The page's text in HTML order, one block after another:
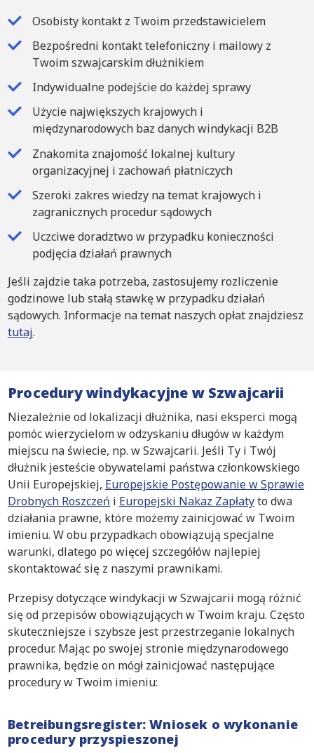
Osobisty kontakt z Twoim przedstawicielem
Bezpośredni kontakt telefoniczny i mailowy z
Twoim szwajcarskim dłużnikiem
Indywidualne podejście do każdej sprawy
Użycie największych krajowych i
międzynarodowych baz danych windykacji B2B
Znakomita znajomość lokalnej kultury
organizacyjnej i zachowań płatniczych
Szeroki zakres wiedzy na temat krajowych i
zagranicznych procedur sądowych
Uczciwe doradztwo w przypadku konieczności
podjęcia działań prawnych
Jeśli zajdzie taka potrzeba, zastosujemy rozliczenie
godzinowe lub stałą stawkę w przypadku działań
sądowych. Informacje na temat naszych opłat znajdziesz
tutaj.
Procedury windykacyjne w Szwajcarii
Niezależnie od lokalizacji dłużnika, nasi eksperci mogą
pomóc wierzycielom w odzyskaniu długów w każdym
miejscu na świecie, np. w Szwajcarii. Jeśli Ty i Twój
dłużnik jesteście obywatelami państwa członkowskiego
Unii Europejskiej, Europejskie Postępowanie w Sprawie
Drobnych Roszczeń i Europejski Nakaz Zapłatyto dwa
działania prawne, które możemy zainicjować w Twoim
imieniu. W obu przypadkach obowiązują specjalne
warunki, dlatego po więcej szczegółów najlepiej
skontaktować się z naszymi prawnikami.
Przepisy dotyczące windykacji w Szwajcarii mogą różnić
się od przepisów obowiązujących w Twoim kraju. Często
skuteczniejsze i szybsze jest przestrzeganie lokalnych
procedur. Mając po swojej stronie międzynarodowego
prawnika, będzie on mógł zainicjować następujące
procedury w Twoim imieniu:
Betreibungsregister: Wniosek o wykonanie
procedury przyspieszonej